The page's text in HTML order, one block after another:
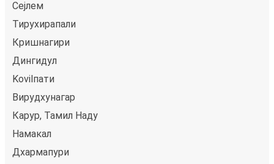
Сејлем
Тирухирапали
Кришнагири
Дингидул
Kovilпати
Вирудхунагар
Карур, Тамил Наду
Намакал
Дхармапури